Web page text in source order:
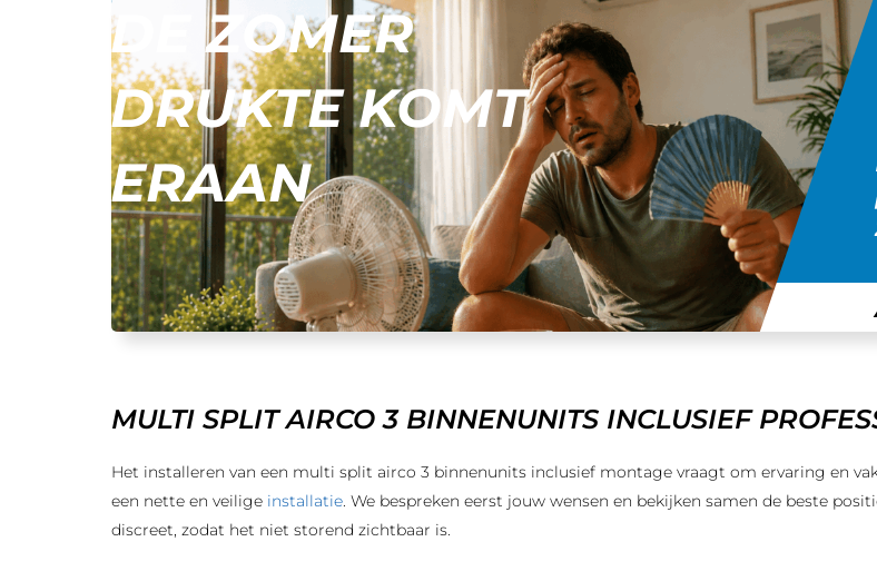
DE ZOMER
DRUKTE KOMT
ERAAN
MULTI SPLIT AIRCO 3 BINNENUNITS INCLUSIEF
Het installeren van een multi split airco 3 binnenunits inclusief montage vraagt om ervaring en
een nette en veilige installatie. We bespreken eerst jouw wensen en bekijken samen de beste
discreet, zodat het niet storend zichtbaar is.